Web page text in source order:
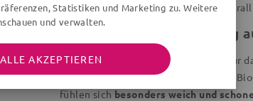
nicht
und
Anlass– so wird dein Nachwuchs
Kuschelig weiche Kleidung
Du möchtest für deinen Sprössling nur
traumhaften Produkte der Kategorie
fühlen sich besonders weich und
Statistiken und Marketing zu. Weitere
und verwalten.
ALLE AKZEPTIEREN